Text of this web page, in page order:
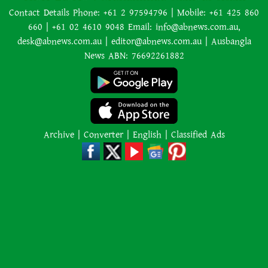
বাংলাদেশের বর্তমান সরকার নিয়ে
হাসিনার মন্তব্য ভারত সমর্থন করে না:
রণধীর জয়সওয়াল
এক শব্দেই সব গুজবের জবাব দিলেন
লিওনেল মেসি
রাজধানীতে গোপন বৈঠক, আওয়ামী
লীগের ৬ নেতাকর্মী গ্রেপ্তার
Contact Details Phone: +61 2 97594796 | Mobile: +61 425 860
660 | +61 02 4610 9048 Email: info@abnews.com.au,
desk@abnews.com.au | editor@abnews.com.au | Ausbangla
News ABN: 76692261882
Archive | Converter | English | Classified Ads